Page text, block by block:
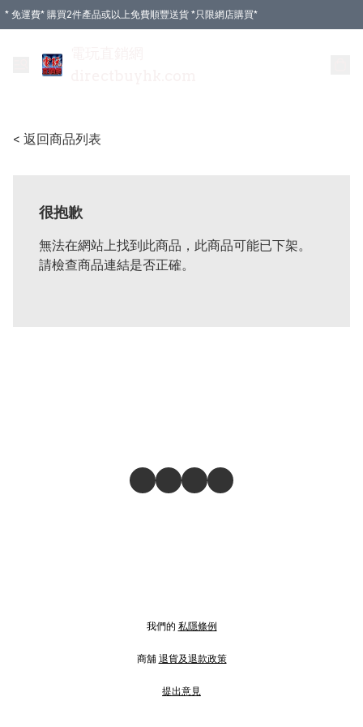
* 免運費* 購買2件產品或以上免費順豐送貨 *只限網店購買*
< 返回商品列表
很抱歉
無法在網站上找到此商品，此商品可能已下架。
請檢查商品連結是否正確。
我們的 私隱條例
商舖 退貨及退款政策
提出意見